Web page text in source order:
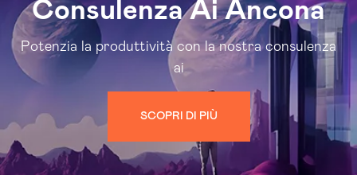
Consulenza Ai Ancona
Potenzia la produttività con la nostra consulenza
ai
SCOPRI DI PIÙ